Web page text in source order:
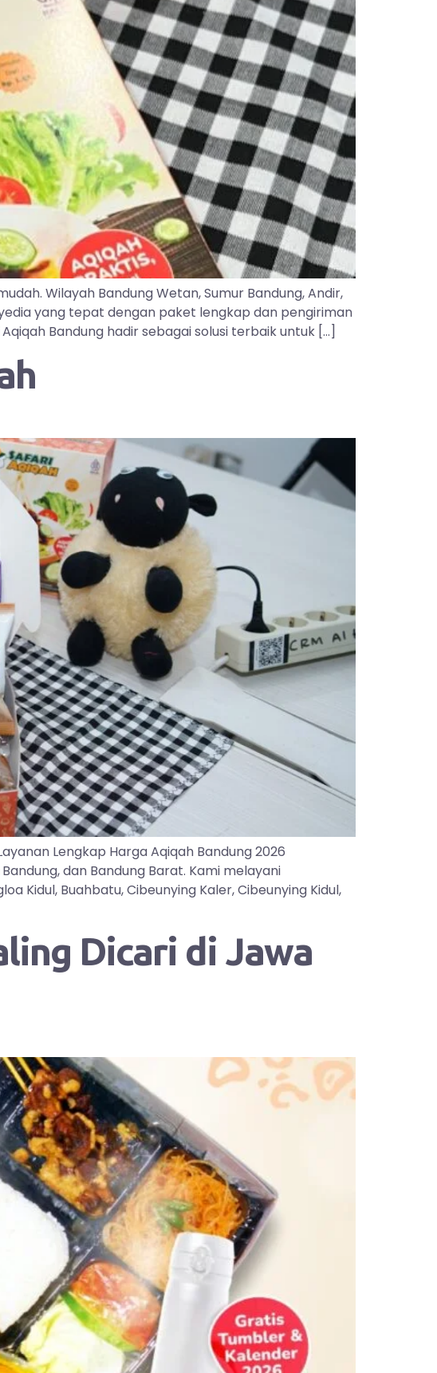
Wilayah Bandung Wetan, Sumur Bandung, Andir,
yang tepat dengan paket lengkap dan pengiriman
Bandung hadir sebagai solusi terbaik untuk […]
Lengkap Harga Aqiqah Bandung 2026
dan Bandung Barat. Kami melayani
Kidul, Buahbatu, Cibeunying Kaler, Cibeunying Kidul,
Dicari di Jawa